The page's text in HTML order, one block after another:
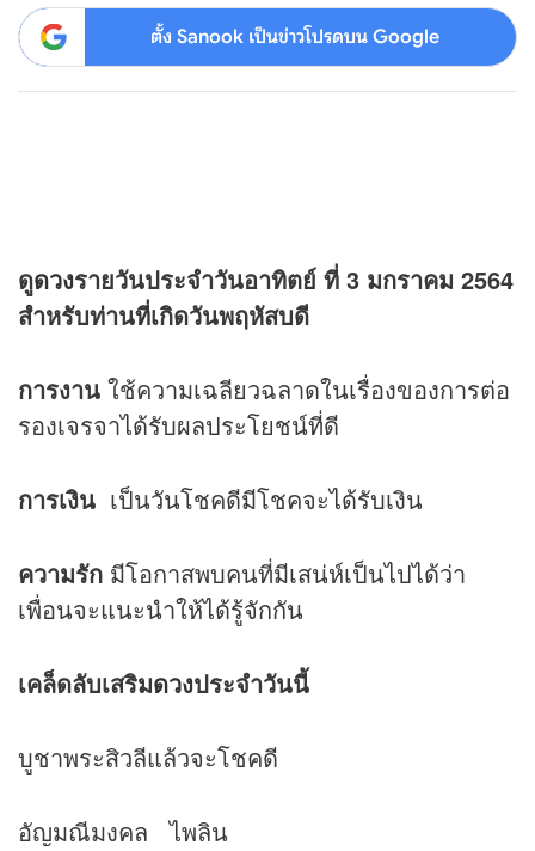
ตั้ง Sanook เป็นข่าวโปรดบน Google
ดูดวงรายวันประจำวันอาทิตย์ ที่ 3 มกราคม 2564
สำหรับท่านที่เกิดวันพฤหัสบดี
การงาน ใช้ความเฉลียวฉลาดในเรื่องของการต่อ
รองเจรจาได้รับผลประโยชน์ที่ดี
การเงิน เป็นวันโชคดีมีโชคจะได้รับเงิน
ความรัก มีโอกาสพบคนที่มีเสน่ห์เป็นไปได้ว่า
เพื่อนจะแนะนำให้ได้รู้จักกัน
เคล็ดลับเสริมดวงประจำวันนี้
บูชาพระสิวลีแล้วจะโชคดี
อัญมณีมงคล ไพลิน